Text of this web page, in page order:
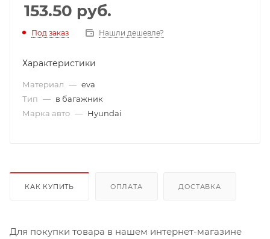
153.50 руб.
Под заказ Нашли дешевле?
Характеристики
Материал — eva
Тип — в багажник
Марка авто — Hyundai
КАК КУПИТЬ ОПЛАТА ДОСТАВКА
Для покупки товара в нашем интернет-магазине